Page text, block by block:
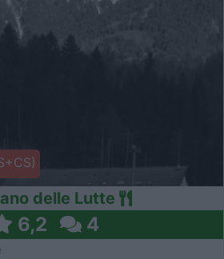
delle Lutte
6,2 4